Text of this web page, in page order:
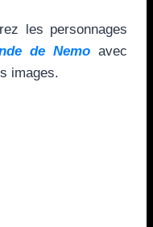
les personnages
de Nemo avec
images.